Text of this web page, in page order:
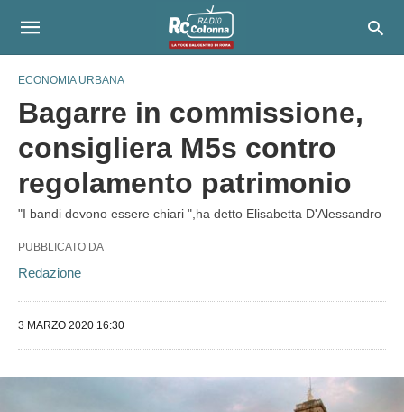
ECONOMIA URBANA
Bagarre in commissione,
consigliera M5s contro
regolamento patrimonio
"I bandi devono essere chiari ",ha detto Elisabetta D'Alessandro
PUBBLICATO DA
Redazione
3 MARZO 2020 16:30